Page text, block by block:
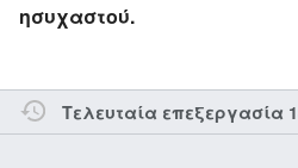
ησυχαστού.
Τελευταία επεξεργασία